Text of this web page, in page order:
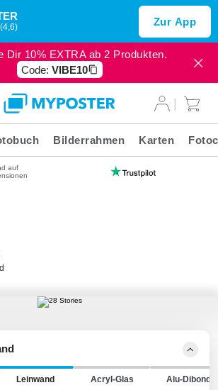
(4,6) Zur App
Dir 10% EXTRA ab 2 Produkten.
Code: VIBE10
Bilderrahmen Karten
auf
Leinwand Acryl-Glas Alu-Dibond